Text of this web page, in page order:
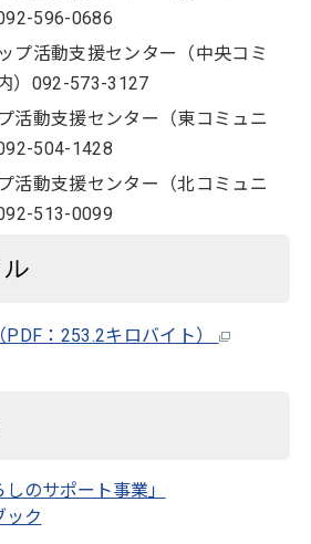
596-0686
プ活動支援センター（中央コミ
）092-573-3127
活動支援センター（東コミュニ
504-1428
活動支援センター（北コミュニ
513-0099
：253.2キロバイト）
のサポート事業」
ック